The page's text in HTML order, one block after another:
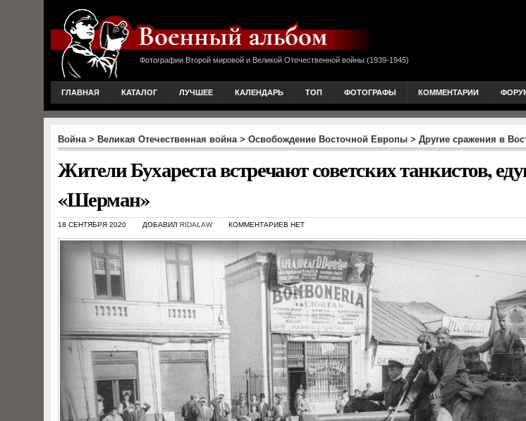
Фотографии Второй мировой и Великой Отечественной войны (1939-1945)
ГЛАВНАЯ КАТАЛОГ ЛУЧШЕЕ КАЛЕНДАРЬ ТОП ФОТОГРАФЫ КОММЕНТАРИИ
Война> Великая Отечественная война> Освобождение Восточной Европы > Другие сражения в
Жители Бухареста встречают советских танкистов,
«Шерман»
18 СЕНТЯБРЯ 2020 ДОБАВИЛ RIDALAW КОММЕНТАРИЕВ НЕТ